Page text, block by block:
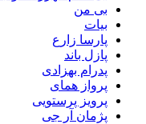
بی من
بیات
پارسا زارع
پازل باند
پدرام بهزادی
پرواز همای
پرویز پرستویی
پژمان آر جی